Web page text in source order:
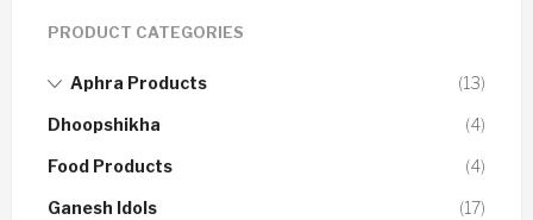
PRODUCT CATEGORIES
Aphra Products (13)
Dhoopshikha (4)
Food Products (4)
Ganesh Idols (17)